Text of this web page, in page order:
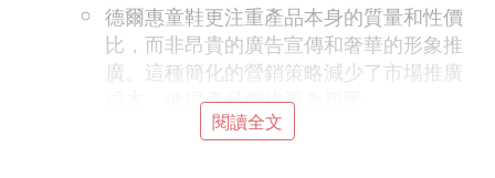
德爾惠童鞋更注重產品本身的質量和性價
比，而非昂貴的廣告宣傳和奢華的形象推
廣。這種簡化的營銷策略減少了市場推廣
成本，使得產品價格更為親民。
通過規模經濟實現成本控制
閱讀全文